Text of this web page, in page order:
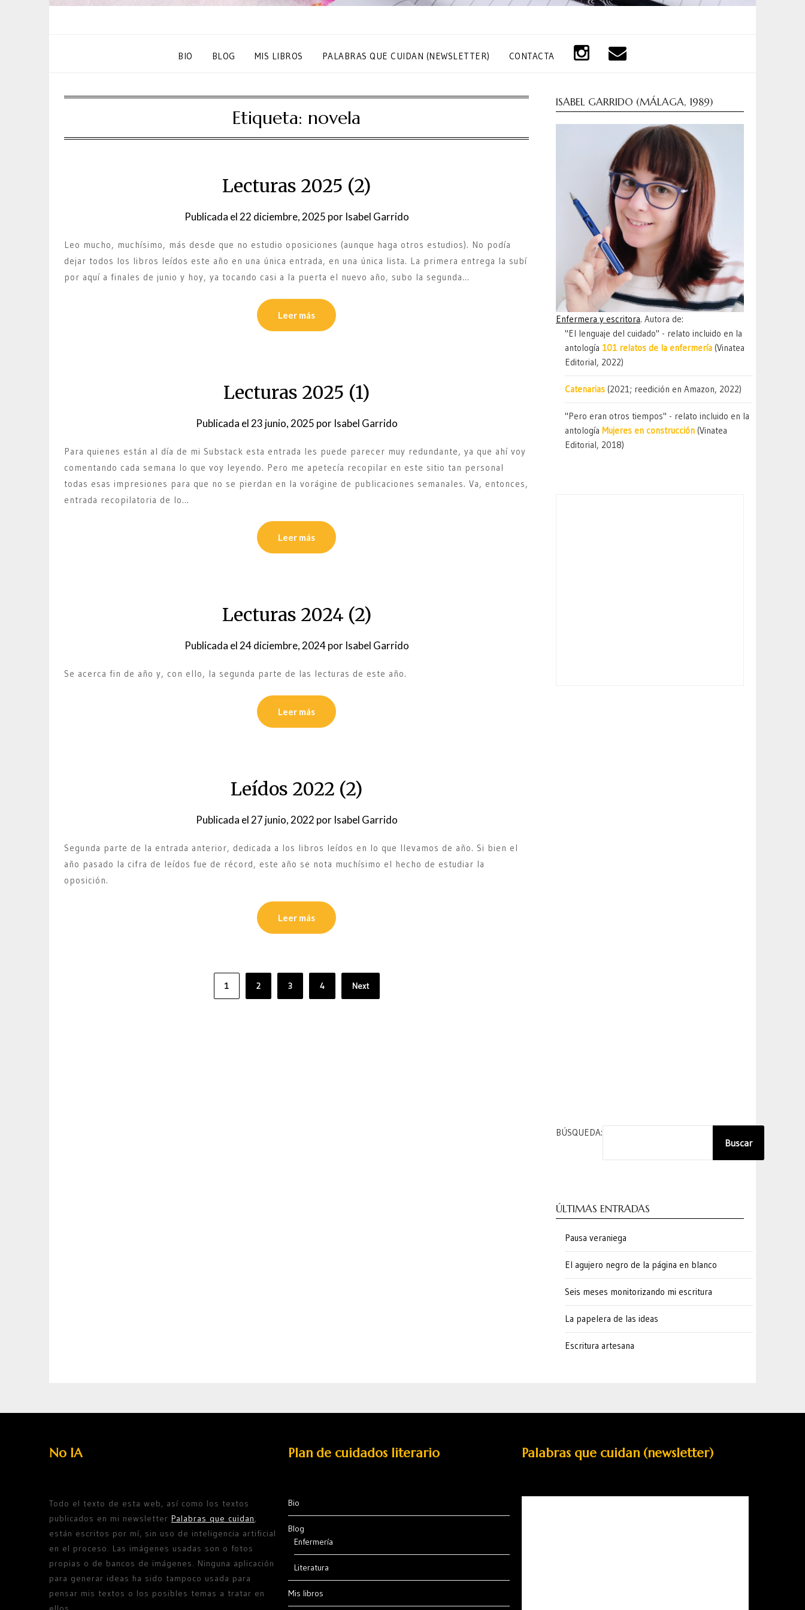
BIO BLOG MIS LIBROS PALABRAS QUE CUIDAN (NEWSLETTER) CONTACTA
Etiqueta: novela
Lecturas 2025 (2)
Publicada el22 diciembre, 2025 por Isabel Garrido
Leo mucho, muchísimo, más desde que no estudio oposiciones (aunque haga otros estudios). No podía
dejar todos los libros leídos este año en una única entrada, en una única lista. La primera entrega la subí
por aquí a finales de junio y hoy, ya tocando casi a la puerta el nuevo año, subo la segunda…
Leer más
Lecturas 2025 (1)
Publicada el 23 junio, 2025 por Isabel Garrido
Para quienes están al día de mi Substack esta entrada les puede parecer muy redundante, ya que ahí voy
comentando cada semana lo que voy leyendo. Pero me apetecía recopilar en este sitio tan personal
todas esas impresiones para que no se pierdan en la vorágine de publicaciones semanales. Va, entonces,
entrada recopilatoria de lo…
Leer más
Lecturas 2024 (2)
Publicada el24 diciembre, 2024por Isabel Garrido
Se acerca fin de año y, con ello, la segunda parte de las lecturas de este año.
Leer más
Leídos 2022 (2)
Publicada el 27 junio, 2022 por Isabel Garrido
Segunda parte de la entrada anterior, dedicada a los libros leídos en lo que llevamos de año. Si bien el
año pasado la cifra de leídos fue de récord, este año se nota muchísimo el hecho de estudiar la
oposición.
Leer más
1 2 3 4 Next
ISABEL GARRIDO (MÁLAGA, 1989)
Enfermera y escritora. Autora de:
"El lenguaje del cuidado" - relato incluido en la
antología 101 relatos de la enfermería (Vinatea
Editorial, 2022)
Catenarias (2021; reedición en Amazon, 2022)
"Pero eran otros tiempos" - relato incluido en la
antología Mujeres en construcción (Vinatea
Editorial, 2018)
BÚSQUEDA:
Buscar
ÚLTIMAS ENTRADAS
Pausa veraniega
El agujero negro de la página en blanco
Seis meses monitorizando mi escritura
La papelera de las ideas
Escritura artesana
No IA
Todo el texto de esta web, así como los textos
publicados en mi newsletter Palabras que cuidan,
están escritos por mí, sin uso de inteligencia artificial
en el proceso. Las imágenes usadas son o fotos
propias o de bancos de imágenes. Ninguna aplicación
para generar ideas ha sido tampoco usada para
pensar mis textos o los posibles temas a tratar en
Plan de cuidados literario
Bio
Blog
Enfermería
Literatura
Mis libros
Palabras que cuidan (newsletter)